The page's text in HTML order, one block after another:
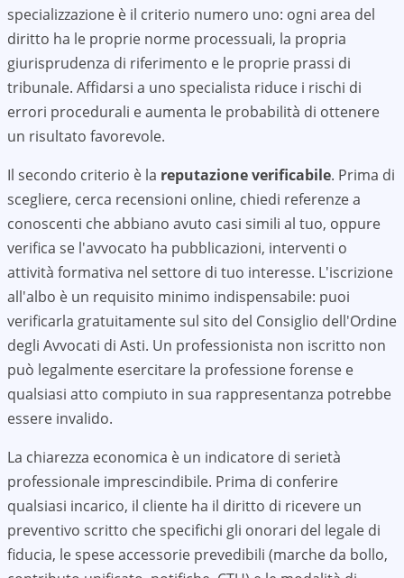
specializzazione è il criterio numero uno: ogni area del
diritto ha le proprie norme processuali, la propria
giurisprudenza di riferimento e le proprie prassi di
tribunale. Affidarsi a uno specialista riduce i rischi di
errori procedurali e aumenta le probabilità di ottenere
un risultato favorevole.
Il secondo criterio è la reputazione verificabile. Prima di
scegliere, cerca recensioni online, chiedi referenze a
conoscenti che abbiano avuto casi simili al tuo, oppure
verifica se l'avvocato ha pubblicazioni, interventi o
attività formativa nel settore di tuo interesse. L'iscrizione
all'albo è un requisito minimo indispensabile: puoi
verificarla gratuitamente sul sito del Consiglio dell'Ordine
degli Avvocati di Asti. Un professionista non iscritto non
può legalmente esercitare la professione forense e
qualsiasi atto compiuto in sua rappresentanza potrebbe
essere invalido.
La chiarezza economica è un indicatore di serietà
professionale imprescindibile. Prima di conferire
qualsiasi incarico, il cliente ha il diritto di ricevere un
preventivo scritto che specifichi gli onorari del legale di
fiducia, le spese accessorie prevedibili (marche da bollo,